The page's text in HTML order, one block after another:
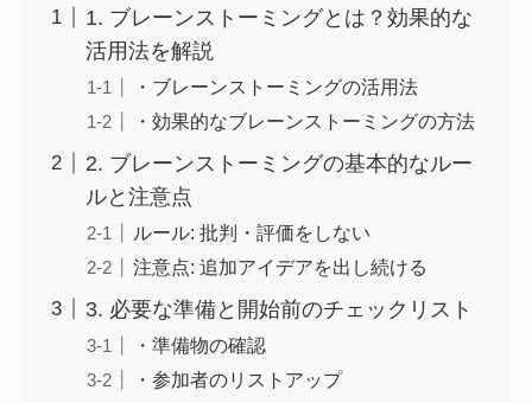
1. ブレーンストーミングとは？効果的な
活用法を解説
・ブレーンストーミングの活用法
・効果的なブレーンストーミングの方法
2. ブレーンストーミングの基本的なルー
ルと注意点
ルール: 批判・評価をしない
注意点: 追加アイデアを出し続ける
3. 必要な準備と開始前のチェックリスト
・準備物の確認
・参加者のリストアップ